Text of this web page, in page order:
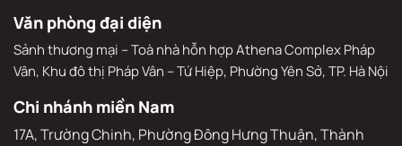
Văn phòng đại diện
Sảnh thương mại – Toà nhà hỗn hợp Athena Complex Pháp
Vân, Khu đô thị Pháp Vân – Tứ Hiệp, Phường Yên Sở, TP. Hà Nội
Chi nhánh miền Nam
17A, Trường Chinh, Phường Đông Hưng Thuận, Thành